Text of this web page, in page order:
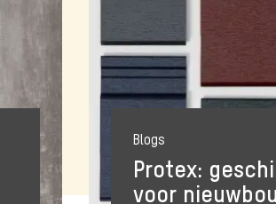
Blogs
Protex:
voor